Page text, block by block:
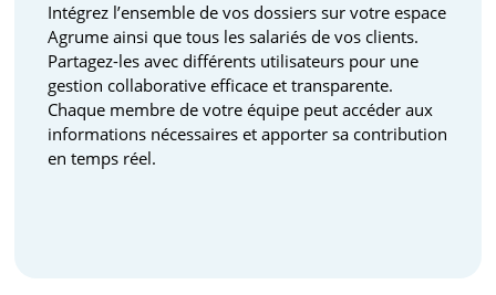
Intégrez l’ensemble de vos dossiers sur votre espace
Agrume ainsi que tous les salariés de vos clients.
Partagez-les avec différents utilisateurs pour une
gestion collaborative efficace et transparente.
Chaque membre de votre équipe peut accéder aux
informations nécessaires et apporter sa contribution
en temps réel.